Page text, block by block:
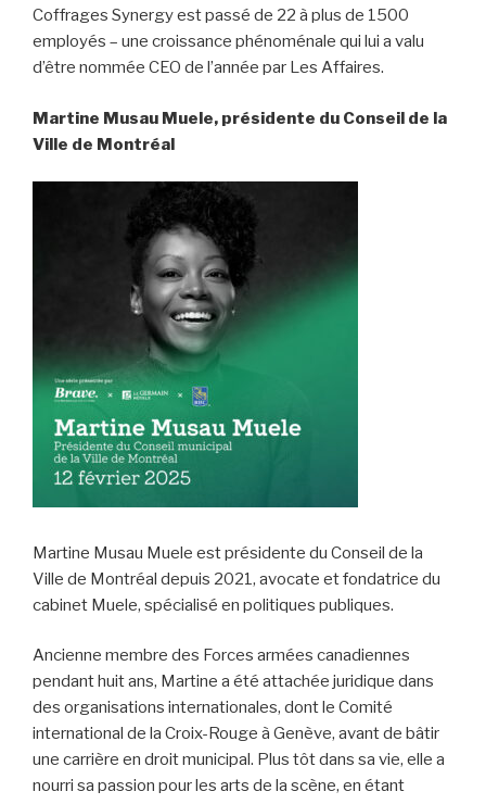
Coffrages Synergy est passé de 22 à plus de 1500
employés – une croissance phénoménale qui lui a valu
d’être nommée CEO de l’année par Les Affaires.
Martine Musau Muele, présidente du Conseil de la
Ville de Montréal
Martine Musau Muele est présidente du Conseil de la
Ville de Montréal depuis 2021, avocate et fondatrice du
cabinet Muele, spécialisé en politiques publiques.
Ancienne membre des Forces armées canadiennes
pendant huit ans, Martine a été attachée juridique dans
des organisations internationales, dont le Comité
international de la Croix-Rouge à Genève, avant de bâtir
une carrière en droit municipal. Plus tôt dans sa vie, elle a
nourri sa passion pour les arts de la scène, en étant